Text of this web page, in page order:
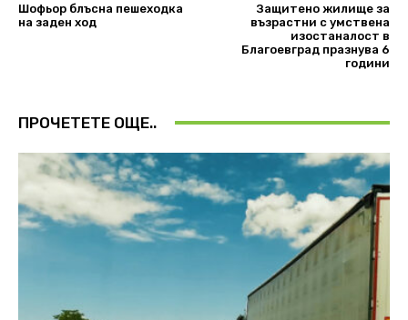
Шофьор блъсна пешеходка
на заден ход
Защитено жилище за
възрастни с умствена
изостаналост в
Благоевград празнува 6
години
ПРОЧЕТЕТЕ ОЩЕ..